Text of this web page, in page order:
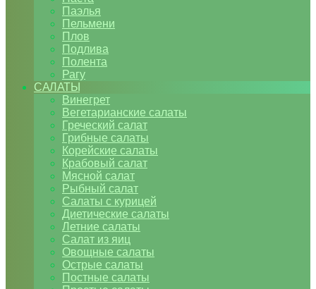
Паэлья
Пельмени
Плов
Подлива
Полента
Рагу
САЛАТЫ
Винегрет
Вегетарианские салаты
Греческий салат
Грибные салаты
Корейские салаты
Крабовый салат
Мясной салат
Рыбный салат
Салаты с курицей
Диетические салаты
Летние салаты
Салат из яиц
Овощные салаты
Острые салаты
Постные салаты